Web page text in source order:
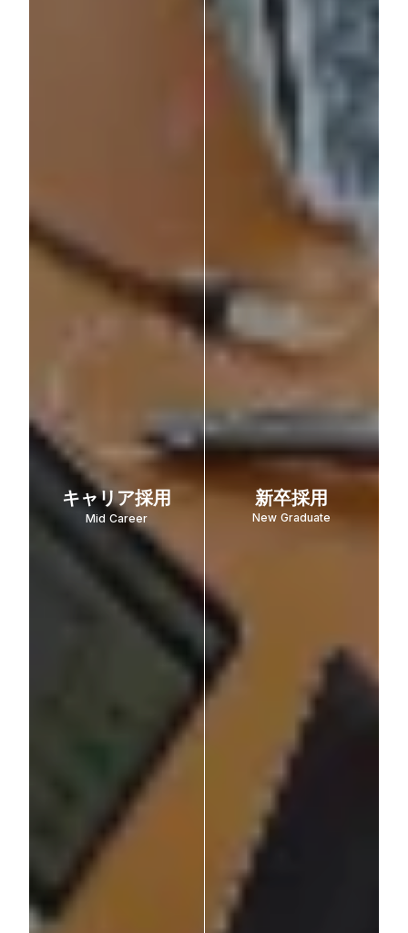
キャリア採用
Mid Career
新卒採用
New Graduate